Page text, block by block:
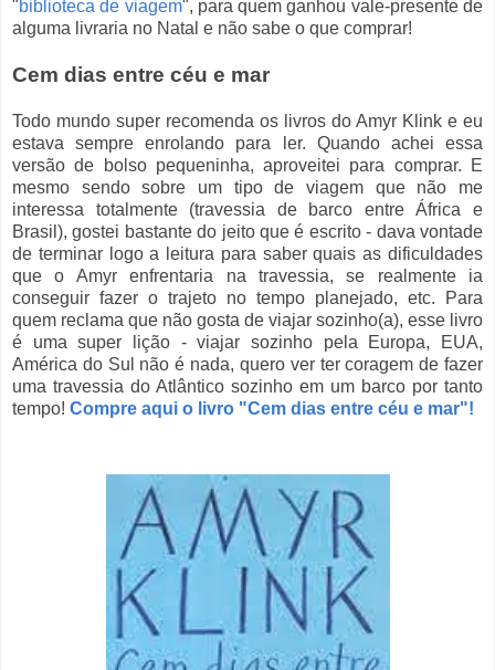
"biblioteca de viagem", para quem ganhou vale-presente de
alguma livraria no Natal e não sabe o que comprar!
Cem dias entre céu e mar
Todo mundo super recomenda os livros do Amyr Klink e eu
estava sempre enrolando para ler. Quando achei essa
versão de bolso pequeninha, aproveitei para comprar. E
mesmo sendo sobre um tipo de viagem que não me
interessa totalmente (travessia de barco entre África e
Brasil), gostei bastante do jeito que é escrito - dava vontade
de terminar logo a leitura para saber quais as dificuldades
que o Amyr enfrentaria na travessia, se realmente ia
conseguir fazer o trajeto no tempo planejado, etc. Para
quem reclama que não gosta de viajar sozinho(a), esse livro
é uma super lição - viajar sozinho pela Europa, EUA,
América do Sul não é nada, quero ver ter coragem de fazer
uma travessia do Atlântico sozinho em um barco por tanto
tempo! Compre aqui o livro "Cem dias entre céu e mar"!